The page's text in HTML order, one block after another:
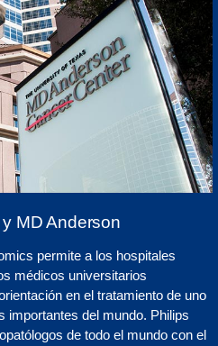
MD Anderson
permite a los hospitales
médicos universitarios
en el tratamiento de uno
importantes del mundo. Philips
de todo el mundo con el